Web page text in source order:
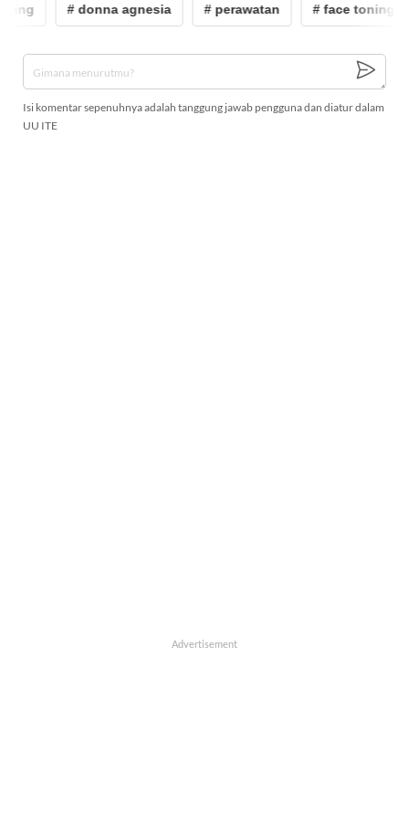
# donna agnesia # perawatan # face toning
Isi komentar sepenuhnya adalah tanggung jawab pengguna dan diatur dalam
UU ITE